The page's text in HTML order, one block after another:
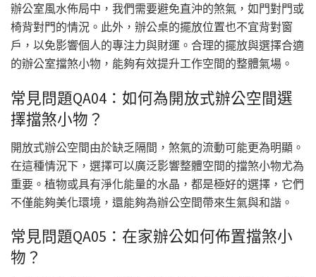
辦公室風水佈局中，我們需要避免直沖的煞氣，如門對門或
椅背對門的情況。此外，辦公桌的擺放位置也不宜背對窗
戶，以免影響個人的專注力與財運。合理的擺放與選擇合適
的辦公室擋煞小物，能夠有效提升工作空間的整體氣場。
常見問題QA04：如何為開放式辦公空間選
擇擋煞小物？
開放式辦公空間由於缺乏隔間，煞氣的流動可能更為明顯。
在這種情況下，選擇可以廣泛影響整體空間的擋煞小物尤為
重要。植物或具有淨化能量的水晶，都是極好的選擇，它們
不僅能夠美化環境，還能夠為辦公空間帶來生氣與和諧。
常見問題QA05：在家辦公如何佈置擋煞小
物？